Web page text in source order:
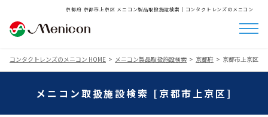
京都府 京都市上京区 メニコン製品取扱施設検索│コンタクトレンズのメニコン
コンタクトレンズのメニコン HOME メニコン製品取扱施設検索 京都府 京都市上京区
メニコン取扱施設検索 [京都市上京区]